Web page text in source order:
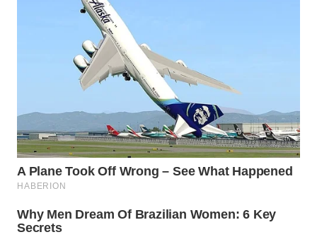
MANDALIKA
LIKUPANG
WN
LABUANBAJO
WN